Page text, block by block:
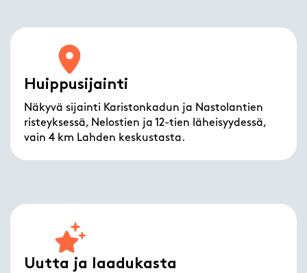
Huippusijainti
Näkyvä sijainti Karistonkadun ja Nastolantien
risteyksessä, Nelostien ja 12-tien läheisyydessä,
vain 4 km Lahden keskustasta.
Uutta ja laadukasta